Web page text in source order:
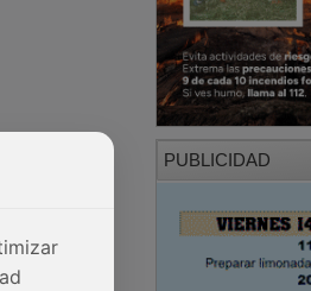
PUBLICIDAD